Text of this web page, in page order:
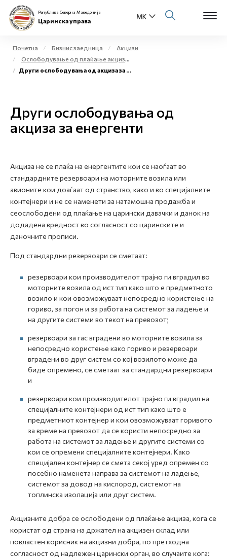
За нас
Бизнис заедница
Медиа центар
Контакт
Е-Весник
Република Северна Македонија
Царинска управа
Почетна Бизнис заедница
Акцизи
Ослободување од плаќање акциза и повластено користење на акцизни добра
Други ослободувања од акциза за енергенти
Други ослободувања од
акциза за енергенти
Акциза не се плаќа на енергентите кои се наоѓаат во
стандардните резервоари на моторните возила или
авионите кои доаѓаат од странство, како и во специјалните
контејнери и не се наменети за натамошна продажба и
сеослободени од плаќање на царински давачки и данок на
додадена вредност во согласност со царинските и
даночните прописи.
Под стандардни резервоари се сметаат:
резервоари кои производителот трајно ги вградил во
моторните возила од ист тип како што е предметното
возило и кои овозможуваат непосредно користење на
гориво, за погон и за работа на системот за ладење и
на другите системи во текот на превозот;
резервоари за гас вградени во моторните возила за
непосредно користење како гориво и резервоари
вградени во друг систем со кој возилото може да
биде опремено, се сметаат за стандардни резервоари
и
резервоари кои производителот трајно ги вградил на
специјалните контејнери од ист тип како што е
предметниот контејнер и кои овозможуваат горивото
за време на превозот да се користи непосредно за
работа на системот за ладење и другите системи со
кои се опремени специјалните контејнери. Како
специјален контејнер се смета секој уред опремен со
посебно наменета направа за системот на ладење,
системот за довод на кислород, системот на
топлинска изолација или друг систем.
Акцизните добра се ослободени од плаќање акциза, кога се
користат од страна на држател на акцизен склад или
повластен корисник на акцизни добра, по претходна
согласност од надлежен царински орган, во случаите кога: